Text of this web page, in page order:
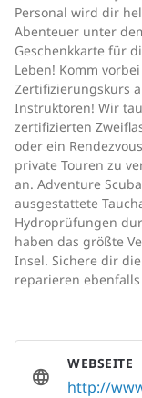
Personal wird dir
Abenteuer unter
Geschenkkarte für
Leben! Komm
Zertifizierungskurs
Instruktoren! Wir
zertifizierten
oder ein
private Touren zu
an. Adventure
ausgestattete
Hydroprüfungen
haben das größte
Insel. Sichere dir
reparieren
WEBSEITE
http://